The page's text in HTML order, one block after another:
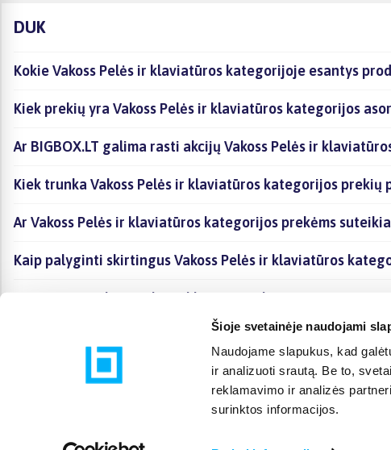
Šioje svetainėje naudojami
Naudojame slapukus, kad
ir analizuoti srautą. Be to,
reklamavimo ir analizės
surinktos informacijos.
DUK
Kokie Vakoss Pelės ir klaviatūros kategorijoje esantys
Kiek prekių yra Vakoss Pelės ir klaviatūros kategorijos
Ar BIGBOX.LT galima rasti akcijų Vakoss Pelės ir
Kiek trunka Vakoss Pelės ir klaviatūros kategorijos prekių
Ar Vakoss Pelės ir klaviatūros kategorijos prekėms
Kaip palyginti skirtingus Vakoss Pelės ir klaviatūros
Kaip įsigyti Vakoss Pelės ir klaviatūros kategorijoje